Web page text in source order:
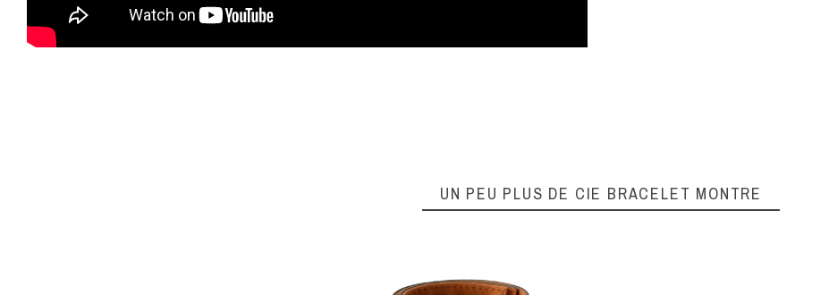
UN PEU PLUS DE CIE BRACELET MONTRE